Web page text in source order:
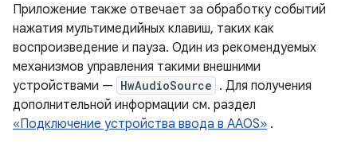
Приложение также отвечает за обработку событий
нажатия мультимедийных клавиш, таких как
воспроизведение и пауза. Один из рекомендуемых
механизмов управления такими внешними
устройствами — HwAudioSource . Для получения
дополнительной информации см. раздел
«Подключение устройства ввода в AAOS» .